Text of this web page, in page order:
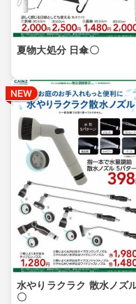
夏物大処分 日傘〇
水やりラクラク 散水ノズ
〇